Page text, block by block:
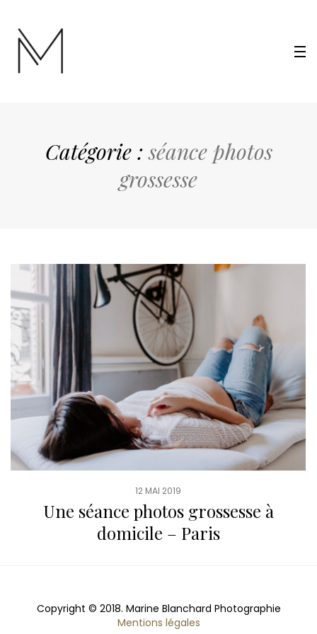
Catégorie :séance photos
grossesse
12 MAI 2019
Une séance photos grossesse à
domicile – Paris
Copyright © 2018. Marine Blanchard Photographie
Mentions légales